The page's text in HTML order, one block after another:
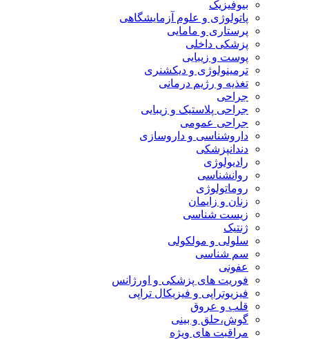
بیوفیزیک
پاتولوژی و علوم آزمایشگاهی
پرستاری و مامایی
پزشکی داخلی
پوست و زیبایی
ترمینولوژی و دیکشنری
تغذیه و رژیم درمانی
جراحی
جراحی پلاستیک و زیبایی
جراحی عمومی
داروشناسی و داروسازی
دندانپزشکی
رادیولوژی
روانشناسی
روماتولوژی
زنان و زایمان
زیست شناسی
ژنتیک
سلولی و مولکولی
سم شناسی
عفونی
فوریت های پزشکی و اورژانس
فیزیوتراپی و فیزیکال تراپی
قلب و عروق
گوش،حلق و بینی
مراقبت های ویژه